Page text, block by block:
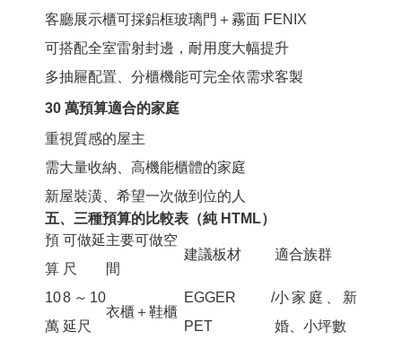
客廳展示櫃可採鋁框玻璃門＋霧面 FENIX
可搭配全室雷射封邊，耐用度大幅提升
多抽屜配置、分櫃機能可完全依需求客製
30 萬預算適合的家庭
重視質感的屋主
需大量收納、高機能櫃體的家庭
新屋裝潢、希望一次做到位的人
五、三種預算的比較表（純 HTML）
預
算
可做延
尺
主要可做空
間
建議板材 適合族群
10
萬
8～10
延尺
衣櫃＋鞋櫃
EGGER /
PET
小家庭、新
婚、小坪數